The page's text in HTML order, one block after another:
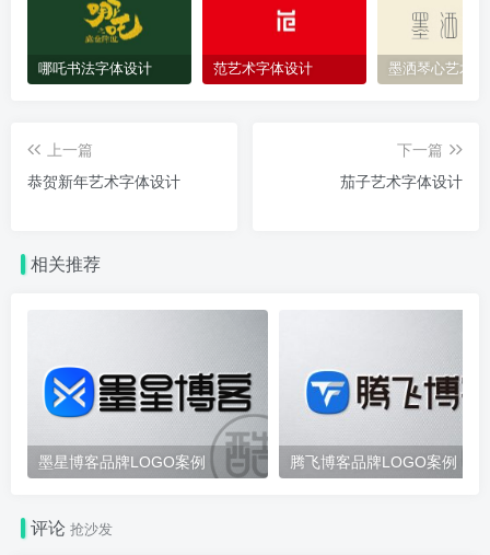
哪吒书法字体设计 范艺术字体设计 墨洒琴心艺术
上一篇
恭贺新年艺术字体设计
下一篇
茄子艺术字体设计
相关推荐
墨星博客品牌LOGO案例 腾飞博客品牌LOGO案例
评论抢沙发